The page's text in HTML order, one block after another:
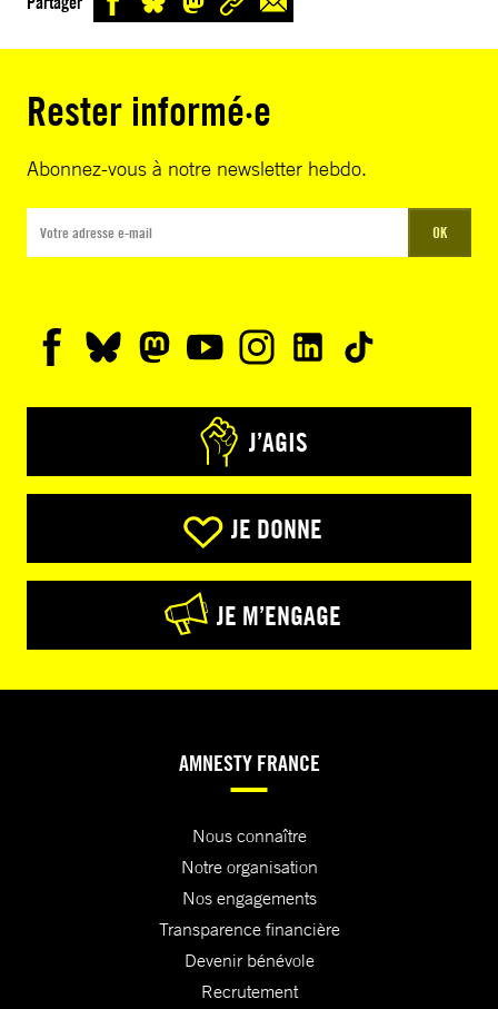
Rester informé·e
Abonnez-vous à notre newsletter hebdo.
OK
J’AGIS
JE DONNE
JE M’ENGAGE
AMNESTY FRANCE
Nous connaître
Notre organisation
Nos engagements
Transparence financière
Devenir bénévole
Recrutement